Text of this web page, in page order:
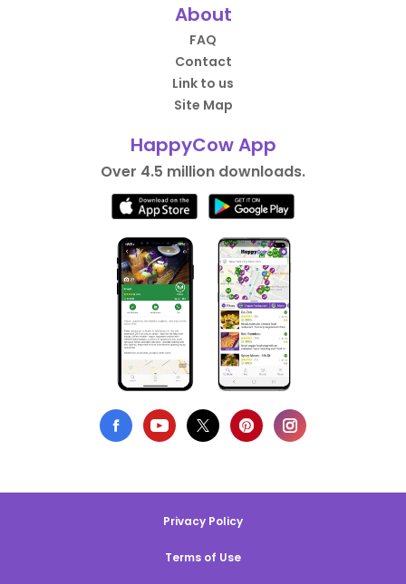
About
FAQ
Contact
Link to us
Site Map
HappyCow App
Over 4.5 million downloads.
Privacy Policy
Terms of Use